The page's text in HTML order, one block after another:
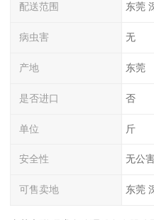
配送范围 东莞
病虫害 无
产地 东莞
是否进口 否
单位 斤
安全性 无公
可售卖地 东莞